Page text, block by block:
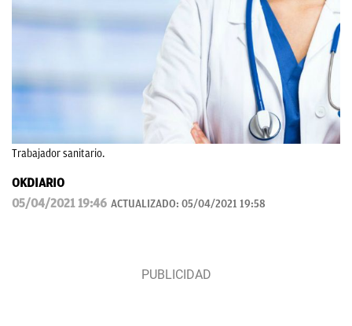
Trabajador sanitario.
OKDIARIO
05/04/2021 19:46 ACTUALIZADO: 05/04/2021 19:58